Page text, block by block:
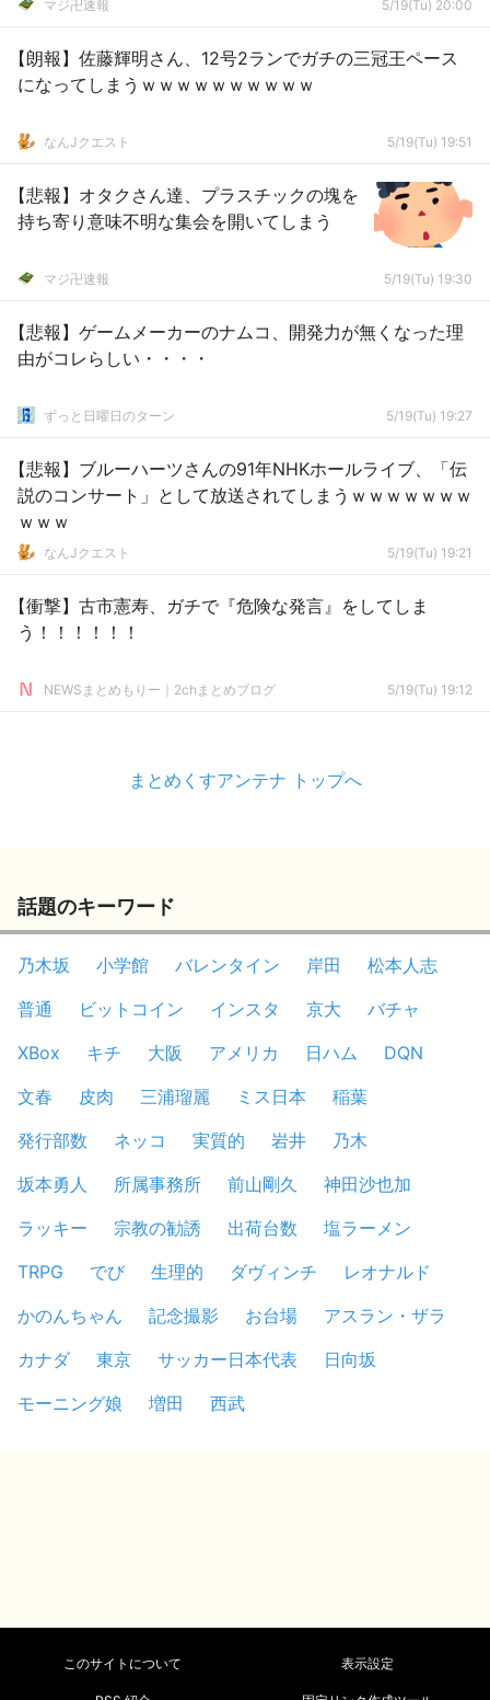
マジ卍速報 5/19(Tu) 20:00
【朗報】佐藤輝明さん、12号2ランでガチの三冠王ペース
になってしまうｗｗｗｗｗｗｗｗｗｗ
なんJクエスト 5/19(Tu) 19:51
【悲報】オタクさん達、プラスチックの塊を
持ち寄り意味不明な集会を開いてしまう
マジ卍速報 5/19(Tu) 19:30
【悲報】ゲームメーカーのナムコ、開発力が無くなった理
由がコレらしい・・・・
ずっと日曜日のターン 5/19(Tu) 19:27
【悲報】ブルーハーツさんの91年NHKホールライブ、「伝
説のコンサート」として放送されてしまうｗｗｗｗｗｗｗ
ｗｗｗ
なんJクエスト 5/19(Tu) 19:21
【衝撃】古市憲寿、ガチで『危険な発言』をしてしま
う！！！！！！
NEWSまとめもりー｜2chまとめブログ 5/19(Tu) 19:12
まとめくすアンテナ トップへ
話題のキーワード
乃木坂 小学館 バレンタイン 岸田
松本人志
普通
ビットコイン インスタ 京大
バチャ
XBox
キチ 大阪 アメリカ 日ハム
DQN
文春
皮肉 三浦瑠麗 ミス日本
稲葉
発行部数
ネッコ 実質的 岩井
乃木
坂本勇人
所属事務所 前山剛久
神田沙也加
ラッキー
宗教の勧誘 出荷台数
塩ラーメン
TRPG
でび 生理的 ダヴィンチ
レオナルド
かのんちゃん
記念撮影 お台場
アスラン・ザラ
カナダ
東京 サッカー日本代表
日向坂
モーニング娘
増田 西武
このサイトについて 表示設定